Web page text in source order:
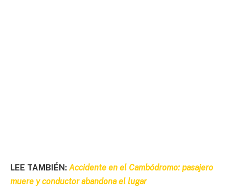
LEE TAMBIÉN: Accidente en el Cambódromo: pasajero
muere y conductor abandona el lugar